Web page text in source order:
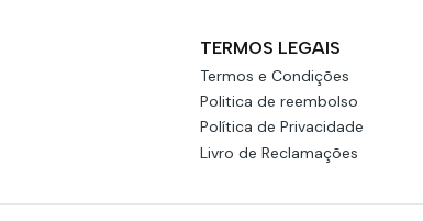
TERMOS LEGAIS
Termos e Condições
Politica de reembolso
Política de Privacidade
Livro de Reclamações